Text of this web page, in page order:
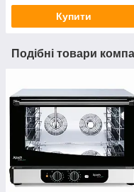
Купити
Подібні товари